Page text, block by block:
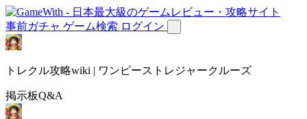
事前ガチャ ゲーム検索 ログイン
トレクル攻略wiki | ワンピーストレジャークルーズ
掲示板Q&A